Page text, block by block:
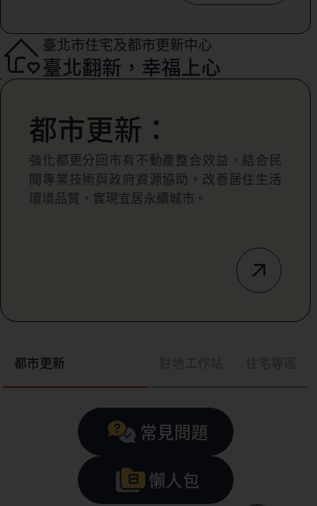
臺北市住宅及都市更新中心
臺北翻新，幸福上心
都市更新
都市更新：
強化都更分回市有不動產整合效益，結合民
間專業技術與政府資源協助，改善居住生活
環境品質，實現宜居永續城市。
常見問題
懶人包